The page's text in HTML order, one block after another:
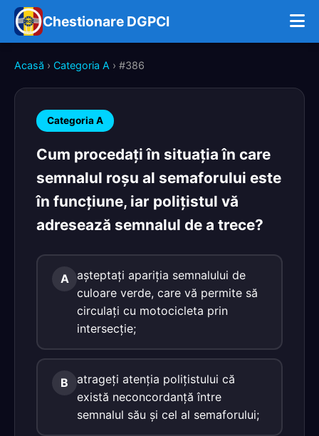
Chestionare DGPCI
Acasă › Categoria A › #386
Categoria A
Cum procedaţi în situaţia în care
semnalul roşu al semaforului este
în funcţiune, iar poliţistul vă
adresează semnalul de a trece?
A aşteptaţi apariţia semnalului de
culoare verde, care vă permite să
circulaţi cu motocicleta prin
intersecţie;
B
atrageţi atenţia poliţistului că
există neconcordanţă între
semnalul său şi cel al semaforului;